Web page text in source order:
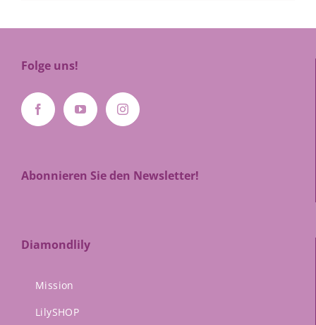
Folge uns!
Abonnieren Sie den Newsletter!
Diamondlily
Mission
LilySHOP